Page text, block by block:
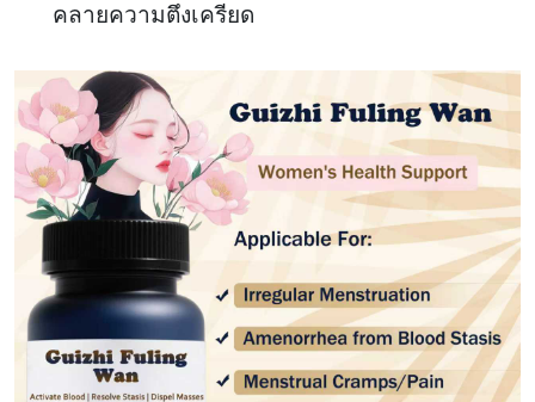
คลายความตึงเครียด